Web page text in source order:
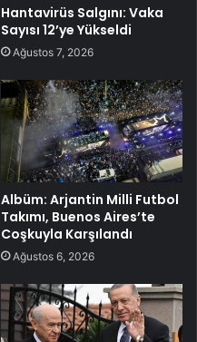
Hantavirüs Salgını: Vaka
Sayısı 12’ye Yükseldi
Ağustos 7, 2026
Albüm: Arjantin Milli Futbol
Takımı, Buenos Aires’te
Coşkuyla Karşılandı
Ağustos 6, 2026